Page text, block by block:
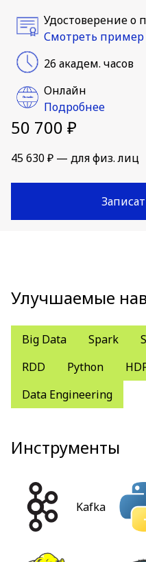
Удостоверение о
Смотреть пример
26 академ. часов
Онлайн
Подробнее
50 700 ₽
45 630 ₽ — для физ. лиц
Улучшаемые
Big Data Spark
RDD
Python
Data Engineering
Инструменты
Kafka